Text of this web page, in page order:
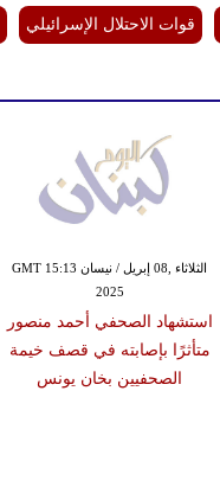
قوات الاحتلال الإسرائيلي
الثلاثاء ,08 إبريل / نيسان GMT 15:13
2025
استشهاد الصحفي أحمد منصور
متأثرًا بإصابته في قصف خيمة
الصحفيين بخان يونس